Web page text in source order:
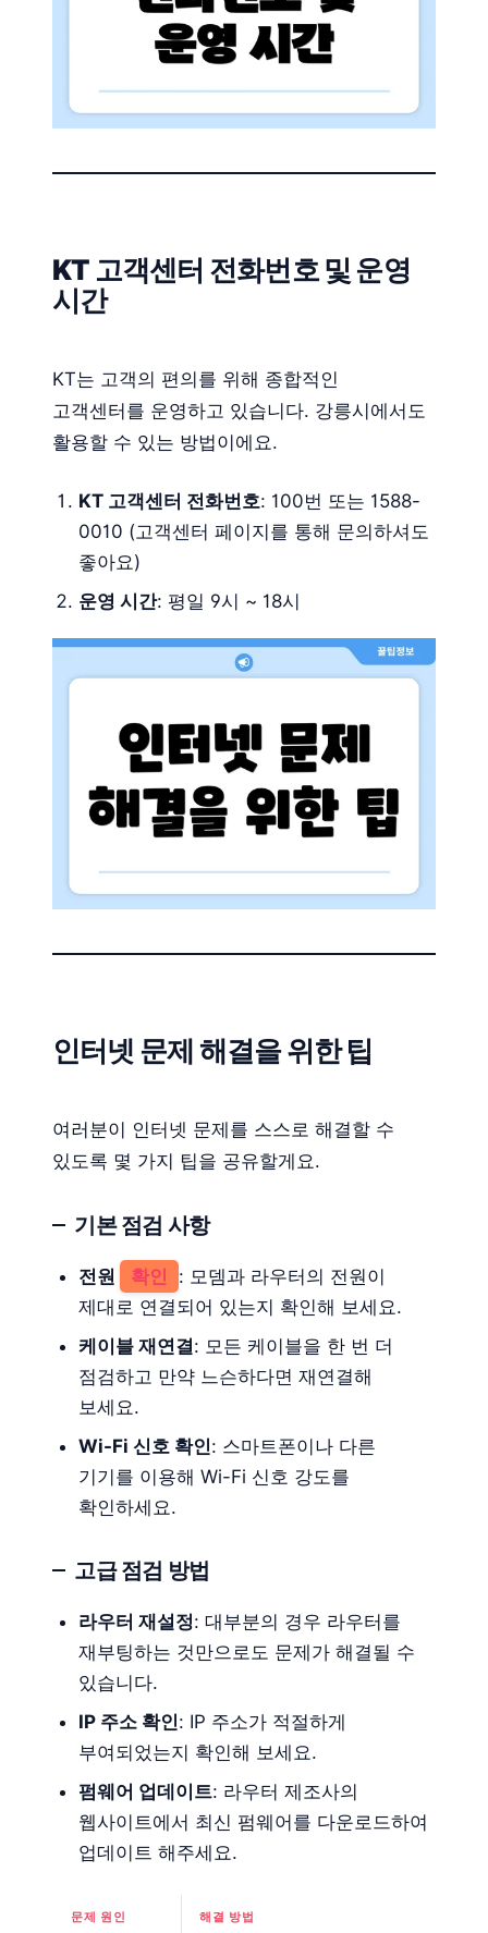
KT 고객센터 전화번호 및 운영
시간
KT는 고객의 편의를 위해 종합적인
고객센터를 운영하고 있습니다. 강릉시에서도
활용할 수 있는 방법이에요.
KT 고객센터 전화번호: 100번 또는 1588-
0010 (고객센터 페이지를 통해 문의하셔도
좋아요)
운영 시간: 평일 9시 ~ 18시
인터넷 문제 해결을 위한 팁
여러분이 인터넷 문제를 스스로 해결할 수
있도록 몇 가지 팁을 공유할게요.
기본 점검 사항
전원 확인
: 모뎀과 라우터의 전원이
제대로 연결되어 있는지 확인해 보세요.
케이블 재연결: 모든 케이블을 한 번 더
점검하고 만약 느슨하다면 재연결해
보세요.
Wi-Fi 신호 확인: 스마트폰이나 다른
기기를 이용해 Wi-Fi 신호 강도를
확인하세요.
고급 점검 방법
라우터 재설정: 대부분의 경우 라우터를
재부팅하는 것만으로도 문제가 해결될 수
있습니다.
IP 주소 확인: IP 주소가 적절하게
부여되었는지 확인해 보세요.
펌웨어 업데이트: 라우터 제조사의
웹사이트에서 최신 펌웨어를 다운로드하여
업데이트 해주세요.
문제 원인 해결 방법